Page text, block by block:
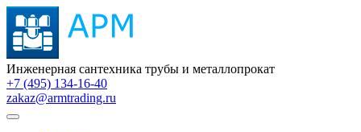
Инженерная сантехника трубы и металлопрокат
+7 (495) 134-16-40
zakaz@armtrading.ru